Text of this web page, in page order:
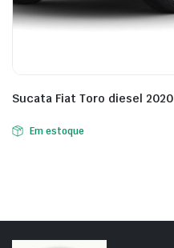
Sucata Fiat Toro diesel 2020
Em estoque